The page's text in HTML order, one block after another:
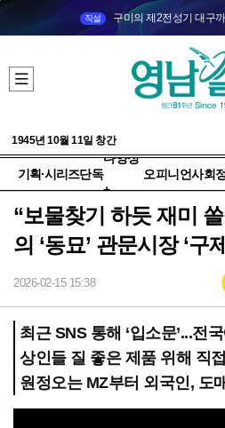
직설 구미의 제2전성기 대구
1945년 10월 11일 창간
기획·시리즈단독
다양성
+
오피니언사회
“보물찾기 하듯 재미
의 ‘동묘’ 관문시장 ‘구
2026-02-15 15:38
최근 SNS 통해 ‘입소문’...전
상인들 질 좋은 제품 위해 직
원정오는 MZ부터 외국인, 도